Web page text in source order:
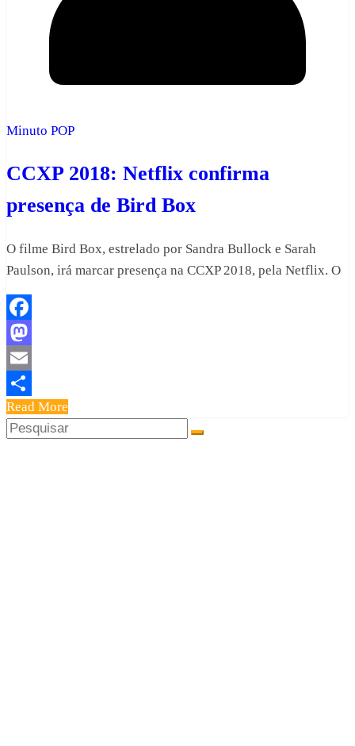
Minuto POP
CCXP 2018: Netflix confirma
presença de Bird Box
O filme Bird Box, estrelado por Sandra Bullock e Sarah
Paulson, irá marcar presença na CCXP 2018, pela Netflix. O
Facebook
Mastodon
Email
Share
Read More